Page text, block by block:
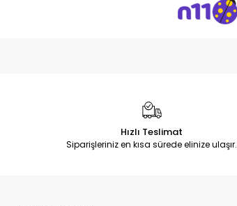
Hızlı Teslimat
Siparişleriniz en kısa sürede elinize ulaşır.